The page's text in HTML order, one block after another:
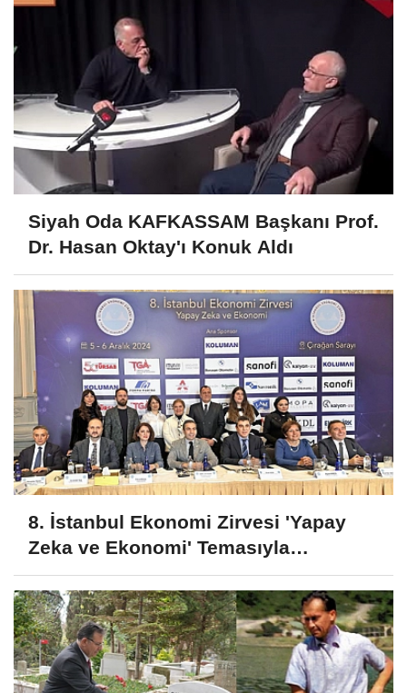
Siyah Oda KAFKASSAM Başkanı Prof.
Dr. Hasan Oktay'ı Konuk Aldı
8. İstanbul Ekonomi Zirvesi 'Yapay
Zeka ve Ekonomi' Temasıyla
Gerçekleşecek